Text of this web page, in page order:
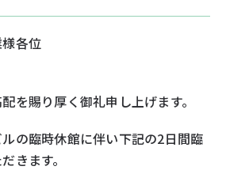
各位
を賜り厚く御礼申し上げます。
の臨時休館に伴い下記の2日間臨
きます。